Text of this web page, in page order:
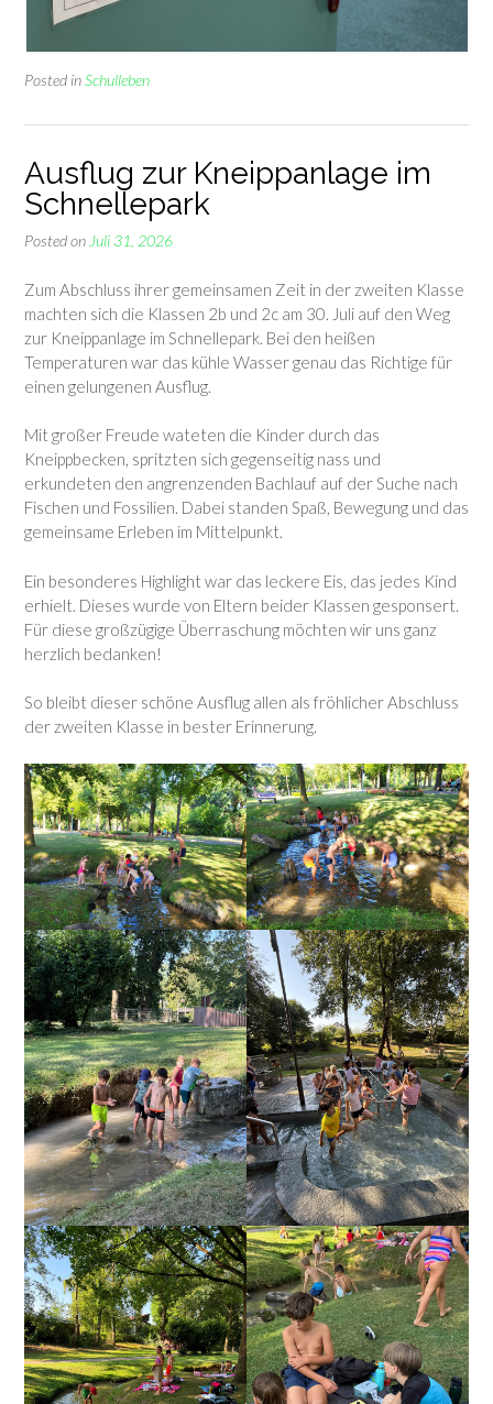
Posted inSchulleben
Ausflug zur Kneippanlage im
Schnellepark
Posted on Juli 31, 2026
Zum Abschluss ihrer gemeinsamen Zeit in der zweiten Klasse
machten sich die Klassen 2b und 2c am 30. Juli auf den Weg
zur Kneippanlage im Schnellepark. Bei den heißen
Temperaturen war das kühle Wasser genau das Richtige für
einen gelungenen Ausflug.
Mit großer Freude wateten die Kinder durch das
Kneippbecken, spritzten sich gegenseitig nass und
erkundeten den angrenzenden Bachlauf auf der Suche nach
Fischen und Fossilien. Dabei standen Spaß, Bewegung und das
gemeinsame Erleben im Mittelpunkt.
Ein besonderes Highlight war das leckere Eis, das jedes Kind
erhielt. Dieses wurde von Eltern beider Klassen gesponsert.
Für diese großzügige Überraschung möchten wir uns ganz
herzlich bedanken!
So bleibt dieser schöne Ausflug allen als fröhlicher Abschluss
der zweiten Klasse in bester Erinnerung.